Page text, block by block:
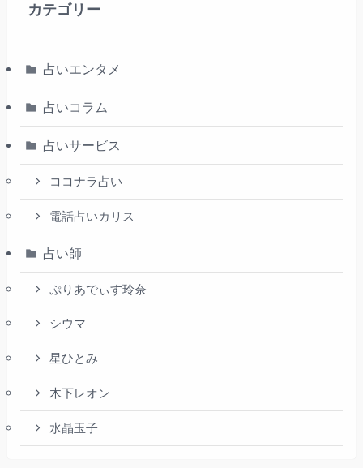
カテゴリー
占いエンタメ
占いコラム
占いサービス
ココナラ占い
電話占いカリス
占い師
ぷりあでぃす玲奈
シウマ
星ひとみ
木下レオン
水晶玉子